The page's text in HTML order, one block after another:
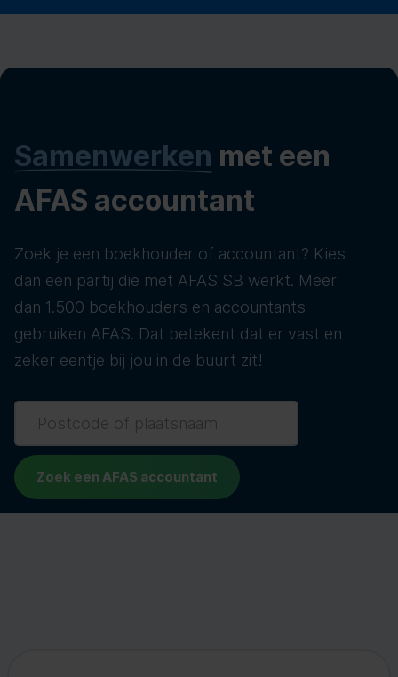
Samenwerken met een
AFAS accountant
Zoek je een boekhouder of accountant? Kies
dan een partij die met AFAS SB werkt. Meer
dan 1.500 boekhouders en accountants
gebruiken AFAS. Dat betekent dat er vast en
zeker eentje bij jou in de buurt zit!